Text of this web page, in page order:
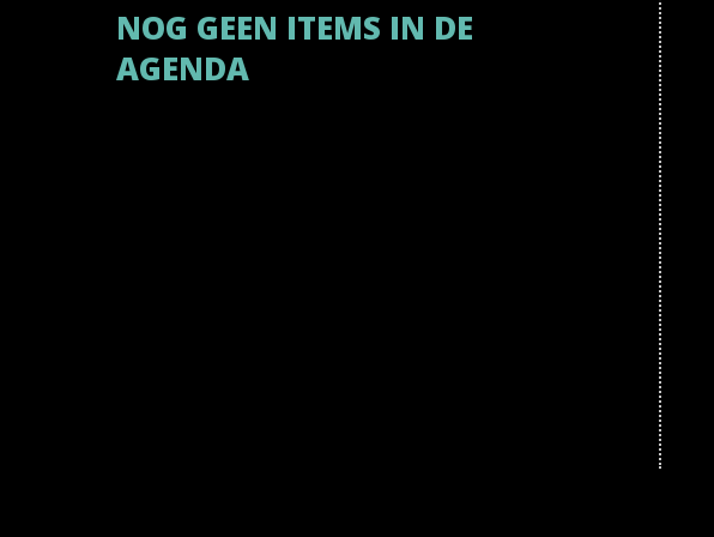
NOG GEEN ITEMS IN DE
AGENDA